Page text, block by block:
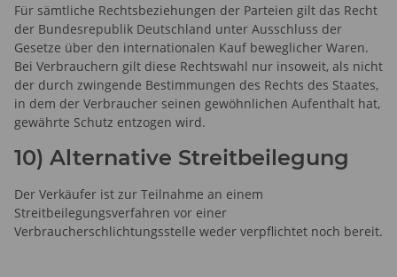
Für sämtliche Rechtsbeziehungen der Parteien gilt das Recht
der Bundesrepublik Deutschland unter Ausschluss der
Gesetze über den internationalen Kauf beweglicher Waren.
Bei Verbrauchern gilt diese Rechtswahl nur insoweit, als nicht
der durch zwingende Bestimmungen des Rechts des Staates,
in dem der Verbraucher seinen gewöhnlichen Aufenthalt hat,
gewährte Schutz entzogen wird.
10) Alternative Streitbeilegung
Der Verkäufer ist zur Teilnahme an einem
Streitbeilegungsverfahren vor einer
Verbraucherschlichtungsstelle weder verpflichtet noch bereit.